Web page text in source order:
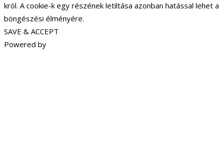
król. A cookie-k egy részének letiltása azonban hatással lehet a
böngészési élményére.
SAVE & ACCEPT
Powered by